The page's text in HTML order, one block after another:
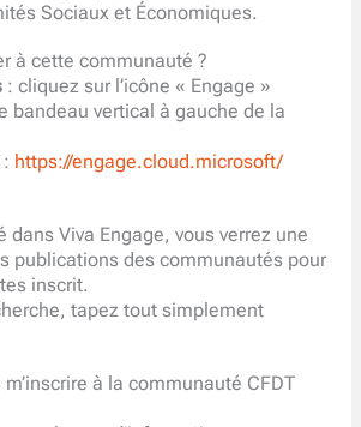
Sociaux et Économiques.
à cette communauté ?
: cliquez sur l’icône « Engage »
bandeau vertical à gauche de la
https://engage.cloud.microsoft/
dans Viva Engage, vous verrez une
publications des communautés pour
inscrit.
tapez tout simplement
à la communauté CFDT